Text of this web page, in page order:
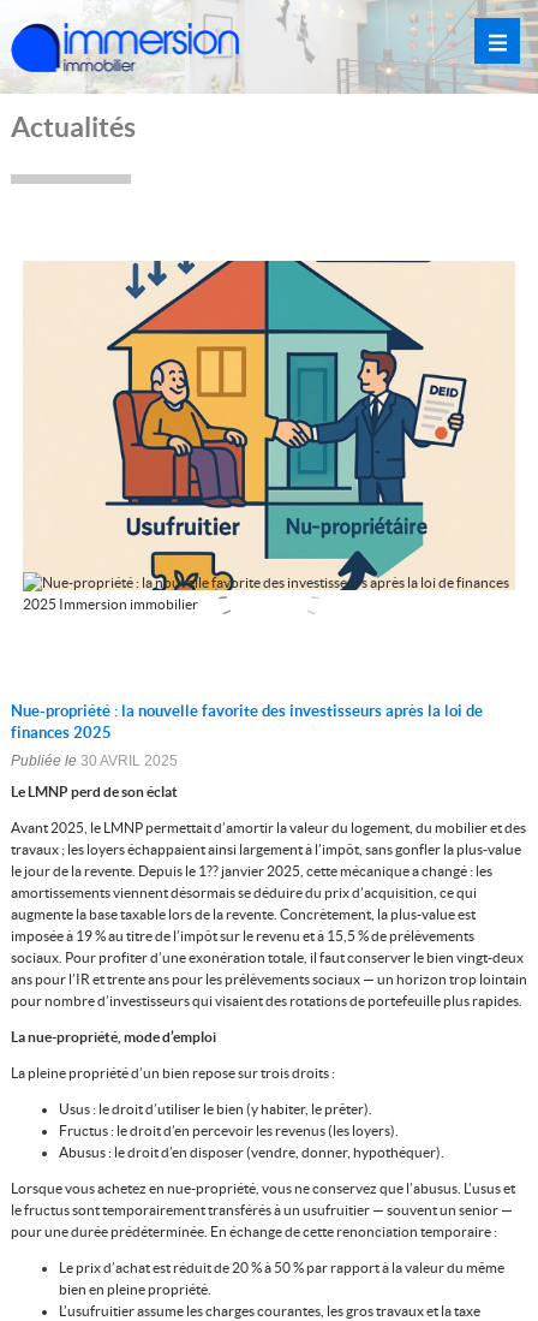
Actualités
Nue-propriété : la nouvelle favorite des investisseurs après la loi de
finances 2025
Publiée le 30 AVRIL 2025
Le LMNP perd de son éclat
Avant 2025, le LMNP permettait d’amortir la valeur du logement, du mobilier et des
travaux ; les loyers échappaient ainsi largement à l’impôt, sans gonfler la plus-value
le jour de la revente. Depuis le 1?? janvier 2025, cette mécanique a changé : les
amortissements viennent désormais se déduire du prix d’acquisition, ce qui
augmente la base taxable lors de la revente. Concrètement, la plus-value est
imposée à 19 % au titre de l’impôt sur le revenu et à 15,5 % de prélèvements
sociaux. Pour profiter d’une exonération totale, il faut conserver le bien vingt-deux
ans pour l’IR et trente ans pour les prélèvements sociaux — un horizon trop lointain
pour nombre d’investisseurs qui visaient des rotations de portefeuille plus rapides.
La nue-propriété, mode d’emploi
La pleine propriété d’un bien repose sur trois droits :
Usus : le droit d’utiliser le bien (y habiter, le prêter).
Fructus : le droit d’en percevoir les revenus (les loyers).
Abusus : le droit d’en disposer (vendre, donner, hypothéquer).
Lorsque vous achetez en nue-propriété, vous ne conservez que l’abusus. L’usus et
le fructus sont temporairement transférés à un usufruitier — souvent un senior —
pour une durée prédéterminée. En échange de cette renonciation temporaire :
Le prix d’achat est réduit de 20 % à 50 % par rapport à la valeur du même
bien en pleine propriété.
L’usufruitier assume les charges courantes, les gros travaux et la taxe